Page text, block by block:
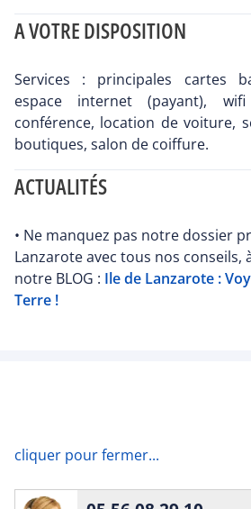
A VOTRE DISPOSITION
Services : principales cartes
espace internet (payant),
conférence, location de voiture,
boutiques, salon de coiffure.
ACTUALITÉS
• Ne manquez pas notre dossier
Lanzarote avec tous nos conseils,
notre BLOG : Ile de Lanzarote :
Terre !
cliquer pour fermer...